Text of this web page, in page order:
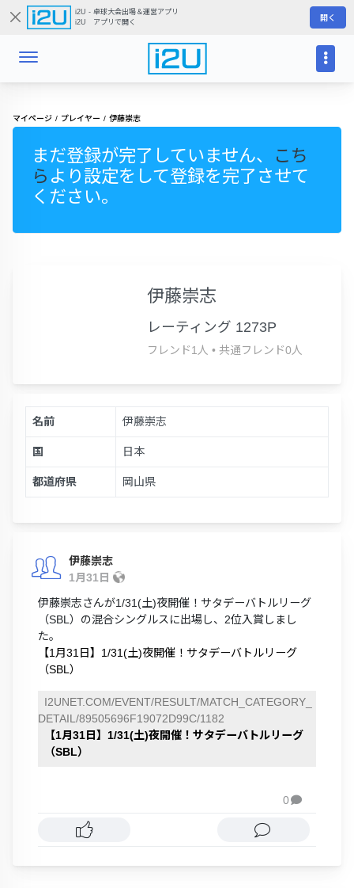
i2U - 卓球大会出場＆運営アプリ
i2U アプリで開く
開く
マイページ プレイヤー 伊藤崇志
まだ登録が完了していません、
こち
ら より設定をして登録を完了させて
ください。
伊藤崇志
レーティング 1273P
フレンド1人 • 共通フレンド0人
名前 伊藤崇志
国 日本
都道府県 岡山県
伊藤崇志
1月31日
伊藤崇志さんが1/31(土)夜開催！サタデーバトルリーグ
（SBL）の混合シングルスに出場し、2位入賞しまし
た。
【1月31日】1/31(土)夜開催！サタデーバトルリーグ
（SBL）
I2UNET.COM/EVENT/RESULT/MATCH_CATEGORY_
DETAIL/89505696F19072D99C/1182
【1月31日】1/31(土)夜開催！サタデーバトルリーグ
（SBL）
0